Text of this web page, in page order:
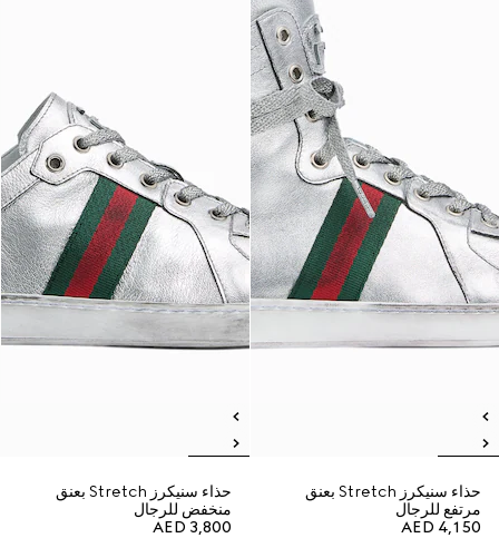
حذاء سنيكرز Stretch بعنق
مرتفع للرجال
AED 4,150
حذاء سنيكرز Stretch بعنق
منخفض للرجال
AED 3,800